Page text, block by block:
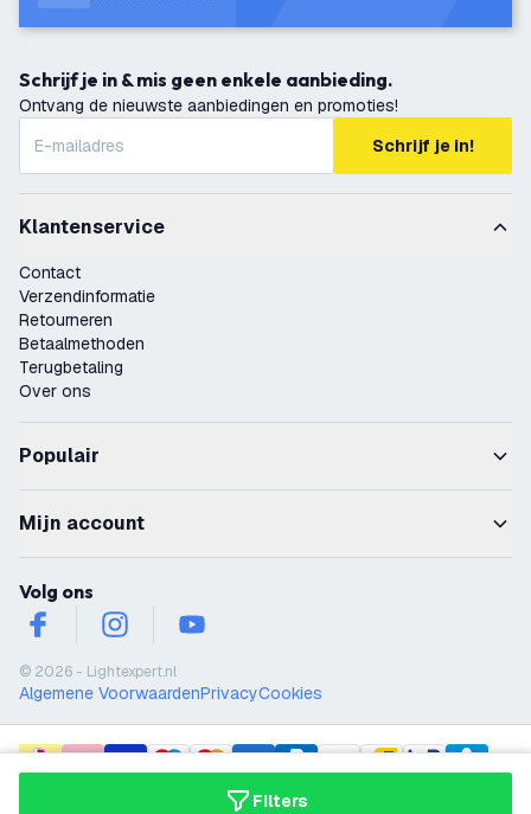
Filters
Schrijf je in & mis geen enkele aanbieding.
Ontvang de nieuwste aanbiedingen en promoties!
Schrijf je in!
Klantenservice
Contact
Verzendinformatie
Retourneren
Betaalmethoden
Terugbetaling
Over ons
Populair
Mijn account
Volg ons
facebookinstagramyoutube
© 2026 - Lightexpert.nl
Algemene VoorwaardenPrivacyCookies